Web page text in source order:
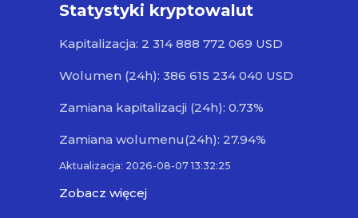
Statystyki kryptowalut
Kapitalizacja: 2 314 888 772 069 USD
Wolumen (24h): 386 615 234 040 USD
Zamiana kapitalizacji (24h): 0.73%
Zamiana wolumenu(24h): 27.94%
Aktualizacja: 2026-08-07 13:32:25
Zobacz więcej